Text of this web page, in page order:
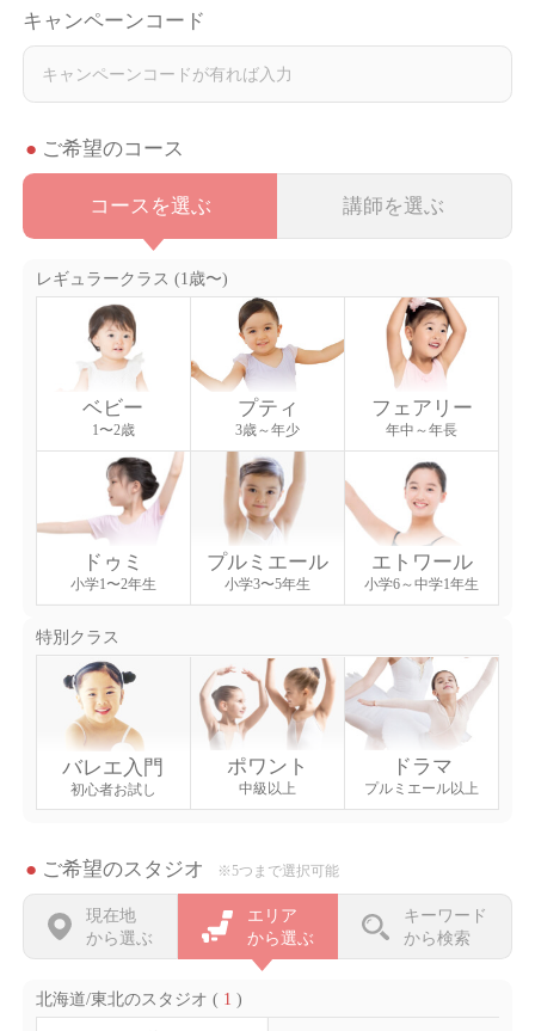
キャンペーンコード
ご希望のコース
コースを選ぶ 講師を選ぶ
レギュラークラス (1歳〜)
ベビー
1〜2歳
プティ
3歳～年少
フェアリー
年中～年長
ドゥミ
小学1〜2年生
プルミエール
小学3〜5年生
エトワール
小学6～中学1年生
特別クラス
バレエ入門
初心者お試し
ポワント
中級以上
ドラマ
プルミエール以上
ご希望のスタジオ 5つまで選択可能
現在地
から選ぶ
エリア
から選ぶ
キーワード
から検索
北海道/東北のスタジオ ( 1 )